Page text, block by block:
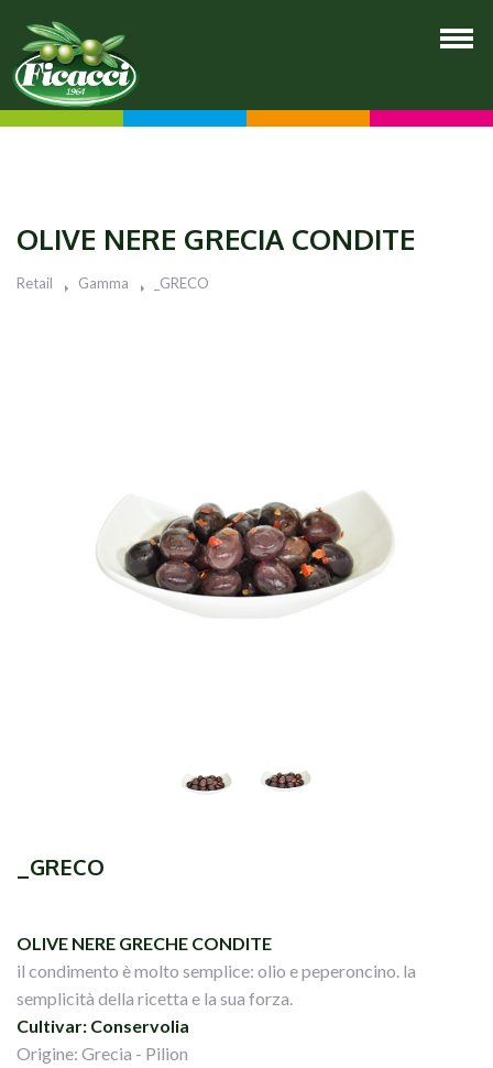
OLIVE NERE GRECIA CONDITE
Retail Gamma _GRECO
_GRECO
OLIVE NERE GRECHE CONDITE
il condimento è molto semplice: olio e peperoncino. la
semplicità della ricetta e la sua forza.
Cultivar: Conservolia
Origine: Grecia - Pilion